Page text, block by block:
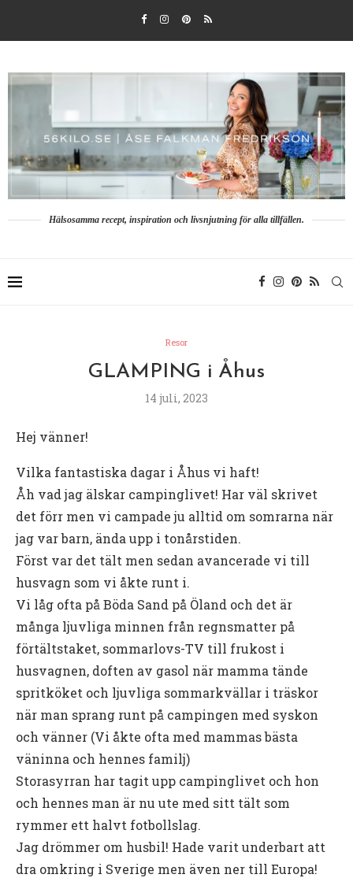
Hälsosamma recept, inspiration och livsnjutning för alla tillfällen.
Resor
GLAMPING i Åhus
14 juli, 2023
Hej vänner!
Vilka fantastiska dagar i Åhus vi haft!
Åh vad jag älskar campinglivet! Har väl skrivet
det förr men vi campade ju alltid om somrarna när
jag var barn, ända upp i tonårstiden.
Först var det tält men sedan avancerade vi till
husvagn som vi åkte runt i.
Vi låg ofta på Böda Sand på Öland och det är
många ljuvliga minnen från regnsmatter på
förtältstaket, sommarlovs-TV till frukost i
husvagnen, doften av gasol när mamma tände
spritköket och ljuvliga sommarkvällar i träskor
när man sprang runt på campingen med syskon
och vänner (Vi åkte ofta med mammas bästa
väninna och hennes familj)
Storasyrran har tagit upp campinglivet och hon
och hennes man är nu ute med sitt tält som
rymmer ett halvt fotbollslag.
Jag drömmer om husbil! Hade varit underbart att
dra omkring i Sverige men även ner till Europa!